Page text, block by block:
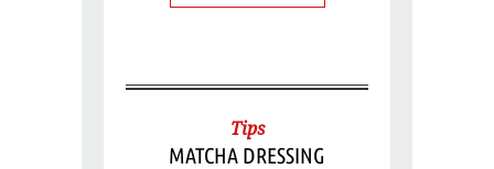
Tips
MATCHA DRESSING